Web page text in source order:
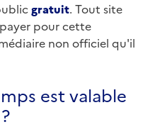
gratuit. Tout site
pour cette
non officiel qu'il
est valable